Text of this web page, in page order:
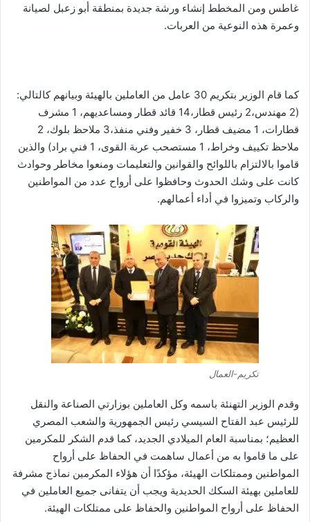
غاطس ومن المخطط إنشاء ورشة جديدة بمنطقة أبو زعبل لصيانة
وعمرة هذه النوعية من العربات.
كما قام الوزير بتكريم 30 عامل من العاملين بالهيئة وبيانهم كالتالي:
(2 مهندس،2 رئيس قطار،14 قائد قطار ومساعديهم، 1 مشرف
قطارات، 1 مضيف قطار، 3 خفير وفني منفذ،3 ملاحظ بلوك، 2
ملاحظ تكييف وخراط، 1 مستصحب عربة القوى، 1 فني براد) والذين
قاموا بالالتزام باللوائح والقوانين والتعليمات ومنعوا مخاطر وحوادث
كانت على وشك الحدوث وحافظوا على أرواح عدد من المواطنين
والركاب وتميزوا في أداء أعمالهم.
تكريم-العمال
وقدم الوزير التهنئة باسمه وكل العاملين بوزارتي الصناعة والنقل
للرئيس عبد الفتاح السيسي رئيس الجمهورية والشعب المصري
العظيم؛ بمناسبة العام الميلادي الجديد، كما قدم الشكر للمكرمين
على ما قاموا به من أعمال ساهمت في الحفاظ على أرواح
المواطنين وممتلكات الهيئة، مؤكدًا أن هؤلاء المكرمين نماذج مشرفة
للعاملين بهيئة السكك الحديدية ويجب أن يتفانى جميع العاملين في
الحفاظ على أرواح المواطنين والحفاظ على ممتلكات الهيئة.